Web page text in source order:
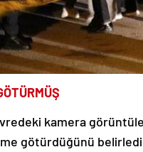
kamera
götürdüğünü